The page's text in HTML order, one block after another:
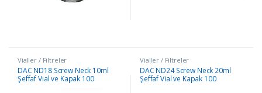
Vialler / Filtreler
DAC ND18 Screw Neck 10ml
Şeffaf Vial ve Kapak 100
Vialler / Filtreler
DAC ND24 Screw Neck 20ml
Şeffaf Vial ve Kapak 100